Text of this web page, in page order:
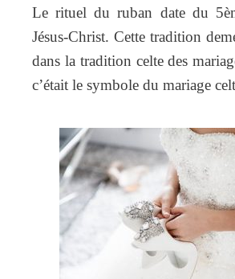
Le rituel du ruban date du
Jésus-Christ. Cette tradition
dans la tradition celte des
c’était le symbole du mariage